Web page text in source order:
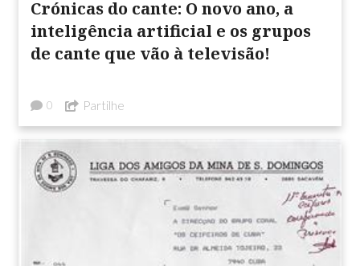
Crónicas do cante: O novo ano, a
inteligência artificial e os grupos
de cante que vão à televisão!
0 Partilhe